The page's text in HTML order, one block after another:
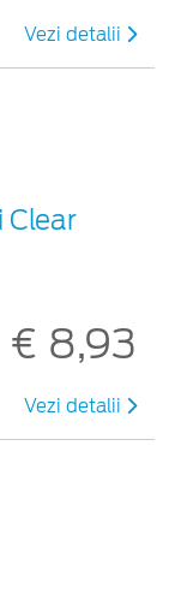
Vezi detalii
Clear
€ 8,93
Vezi detalii